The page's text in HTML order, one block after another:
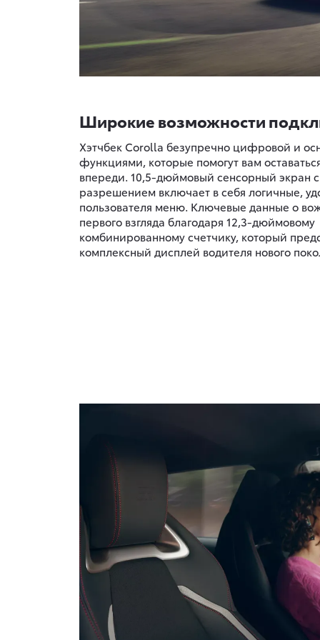
Широкие возможности
Хэтчбек Corolla безупречно цифровой и
функциями, которые помогут вам
впереди. 10,5-дюймовый сенсорный экран
разрешением включает в себя логичные,
пользователя меню. Ключевые данные о
первого взгляда благодаря 12,3-дюймовому
комбинированному счетчику, который
комплексный дисплей водителя нового